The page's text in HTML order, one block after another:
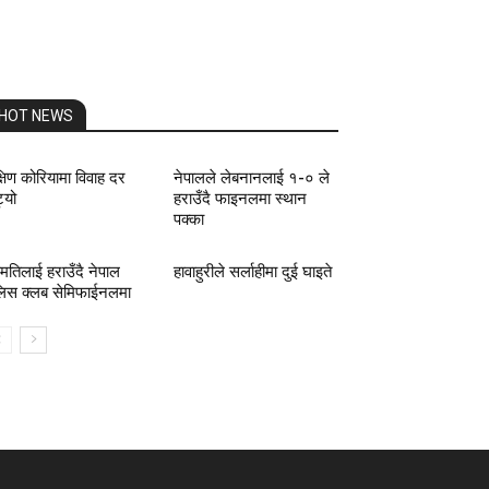
HOT NEWS
कोरियामा विवाह दर
नेपालले लेबनानलाई १-० ले
हराउँदै फाइनलमा स्थान
पक्का
हराउँदै नेपाल
क्लब सेमिफाईनलमा
हावाहुरीले सर्लाहीमा दुई घाइते